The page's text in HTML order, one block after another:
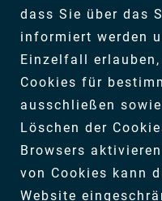
dass Sie über das
informiert werden
Einzelfall
Cookies für
ausschließen
Löschen der
Browsers
von Cookies kann
Website